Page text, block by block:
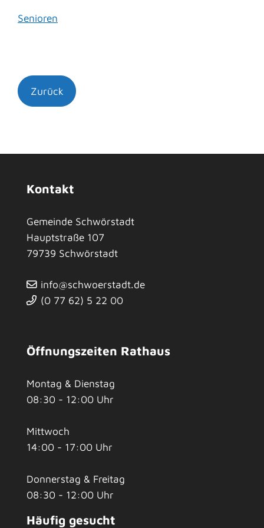
Senioren
Zurück
Kontakt
Gemeinde Schwörstadt
Hauptstraße 107
79739 Schwörstadt
info@schwoerstadt.de
(0 77 62) 5 22 00
Öffnungszeiten Rathaus
Montag & Dienstag
08:30 - 12:00 Uhr
Mittwoch
14:00 - 17:00 Uhr
Donnerstag & Freitag
08:30 - 12:00 Uhr
Häufig gesucht